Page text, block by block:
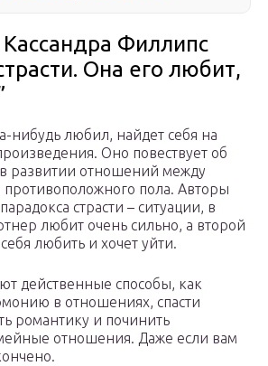
Филлипс
Она его любит,
нибудь любил, найдет себя на
Оно повествует об
развитии отношений между
противоположного пола. Авторы
страсти – ситуации, в
любит очень сильно, а второй
любить и хочет уйти.
действенные способы, как
в отношениях, спасти
романтику и починить
отношения. Даже если вам